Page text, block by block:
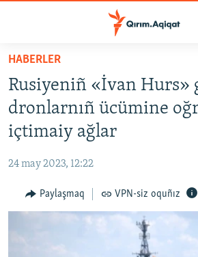
Esas
qaytmaq
Baş
navigatsiyağa
qaytmaq
Qıdıruvğa
qaytmaq
SİYASET
İQTİSADİYAT
MEDENİYET
İNSAN AQLARI
HABERLER
Rusiyeniñ «İvan Hurs»
dronlarnıñ ücümine
içtimaiy ağlar
24 may 2023, 12:22
Paylaşmaq VPN-siz oquñız